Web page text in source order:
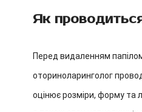
Як
Перед видаленням
оториноларинголог
оцінює розміри, форму та